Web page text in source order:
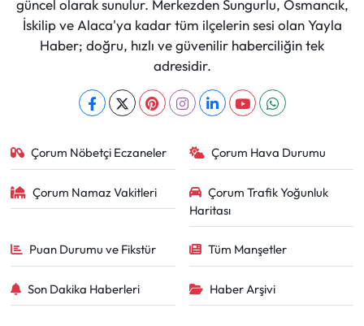
güncel olarak sunulur. Merkezden Sungurlu, Osmancık,
İskilip ve Alaca'ya kadar tüm ilçelerin sesi olan Yayla
Haber; doğru, hızlı ve güvenilir haberciliğin tek
adresidir.
Çorum Nöbetçi Eczaneler Çorum Hava Durumu
Çorum Namaz Vakitleri
Çorum Trafik Yoğunluk
Haritası
Puan Durumu ve Fikstür Tüm Manşetler
Son Dakika Haberleri Haber Arşivi